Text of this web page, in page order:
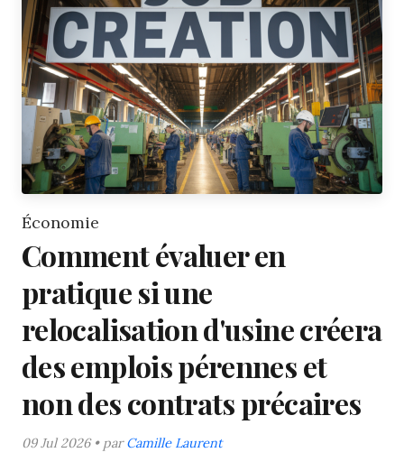
Économie
Comment évaluer en
pratique si une
relocalisation d'usine créera
des emplois pérennes et
non des contrats précaires
09 Jul 2026 • parCamille Laurent